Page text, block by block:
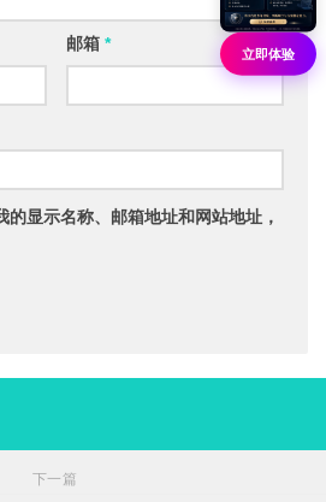
邮箱 *
的显示名称、邮箱地址和网站地址，
下一篇
立即体验